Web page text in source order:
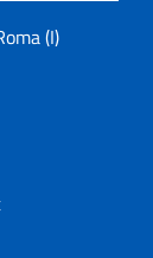
(I)